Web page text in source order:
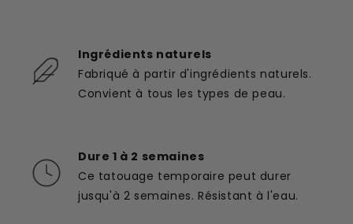
Ingrédients naturels
Fabriqué à partir d'ingrédients naturels.
Convient à tous les types de peau.
Dure 1 à 2 semaines
Ce tatouage temporaire peut durer
jusqu'à 2 semaines. Résistant à l'eau.